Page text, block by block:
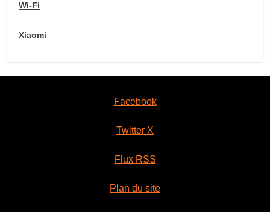
Wi-Fi
Xiaomi
Facebook
Twitter X
Flux RSS
Plan du site